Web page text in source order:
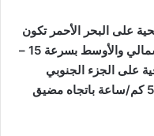
على البحر الأحمر تكون
غربية إلى شمالية غربية على الجزء الشمالي والأوسط بسرعة 15 –
على الجزء الجنوبي
بسرعة 12 – 38 كم/ساعة، تصل إلى 50 كم/ساعة باتجاه مضيق